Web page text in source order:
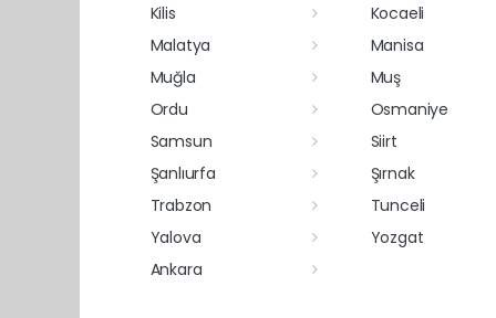
Kilis
Kocaeli
Malatya
Manisa
Muğla
Muş
Ordu
Osmaniye
Samsun
Siirt
Şanlıurfa
Şırnak
Trabzon
Tunceli
Yalova
Yozgat
Ankara